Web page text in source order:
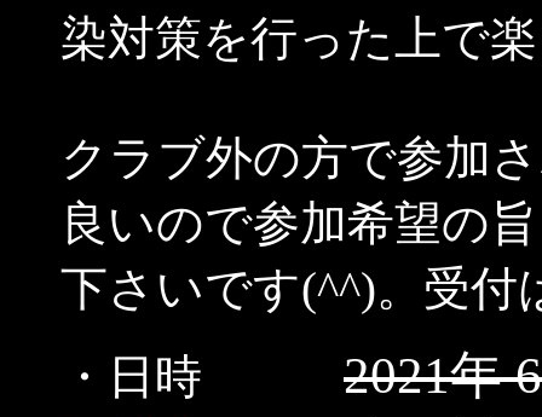
染対策を行った上で
クラブ外の方で参加
良いので参加希望の
下さいです(^^)。受付
・日時 2021年